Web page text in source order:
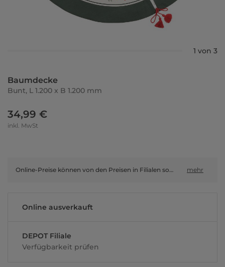
1 von 3
Baumdecke
Bunt, L 1.200 x B 1.200 mm
34,99 €
inkl. MwSt
Online-Preise können von den Preisen in Filialen sowie Shop-in-Shop-Flächen abweichen. mehr
Online ausverkauft
DEPOT Filiale
Verfügbarkeit prüfen